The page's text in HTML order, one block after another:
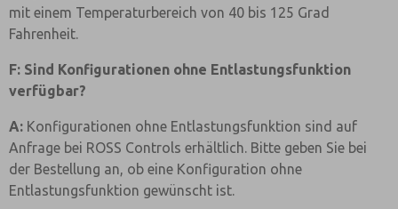
mit einem Temperaturbereich von 40 bis 125 Grad
Fahrenheit.
F: Sind Konfigurationen ohne Entlastungsfunktion
verfügbar?
A: Konfigurationen ohne Entlastungsfunktion sind auf
Anfrage bei ROSS Controls erhältlich. Bitte geben Sie bei
der Bestellung an, ob eine Konfiguration ohne
Entlastungsfunktion gewünscht ist.